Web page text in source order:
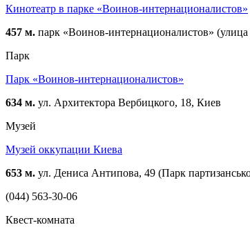
Кинотеатр в парке «Воинов-интернационалистов»
457 м. парк «Воинов-интернационалистов»
Парк
Парк «Воинов-интернационалистов»
634 м. ул. Архитектора Вербицкого, 18, Киев
Музей
Музей оккупации Киева
653 м. ул. Дениса Антипова, 49 (Парк
(044) 563-30-06
Квест-комната